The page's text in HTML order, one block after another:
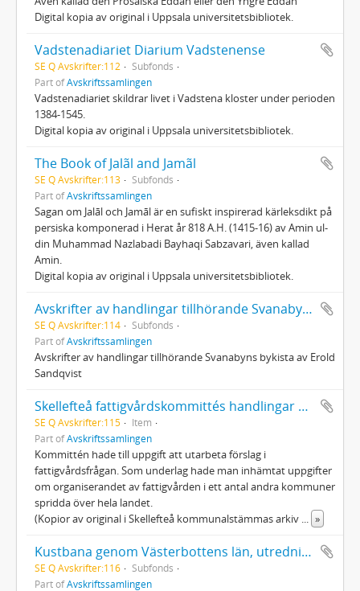
Digital kopia av original i Uppsala universitetsbibliotek.
Vadstenadiariet Diarium Vadstenense
SE Q Avskrifter:112
Subfonds
Part ofAvskriftssamlingen
Vadstenadiariet skildrar livet i Vadstena kloster under perioden
1384-1545.
Digital kopia av original i Uppsala universitetsbibliotek.
The Book of Jalãl and Jamãl
SE Q Avskrifter:113
Subfonds
Part ofAvskriftssamlingen
Sagan om Jalāl och Jamāl är en sufiskt inspirerad kärleksdikt på
persiska komponerad i Herat år 818 A.H. (1415-16) av Amin ul-
din Muhammad Nazlabadi Bayhaqi Sabzavari, även kallad
Amin.
Digital kopia av original i Uppsala universitetsbibliotek.
Avskrifter av handlingar tillhörande Svanabyns byakista
SE Q Avskrifter:114
Subfonds
Part ofAvskriftssamlingen
Avskrifter av handlingar tillhörande Svanabyns bykista av Erold
Sandqvist
Skellefteå fattigvårdskommittés handlingar 1894 - 1898
SE Q Avskrifter:115
Item
Part ofAvskriftssamlingen
Kommittén hade till uppgift att utarbeta förslag i
fattigvårdsfrågan. Som underlag hade man inhämtat uppgifter
om organiserandet av fattigvården i ett antal andra kommuner
spridda över hela landet.
(Kopior av original i Skellefteå kommunalstämmas arkiv
»
Kustbana genom Västerbottens län, utredning 1924
SE Q Avskrifter:116
Subfonds
Part ofAvskriftssamlingen